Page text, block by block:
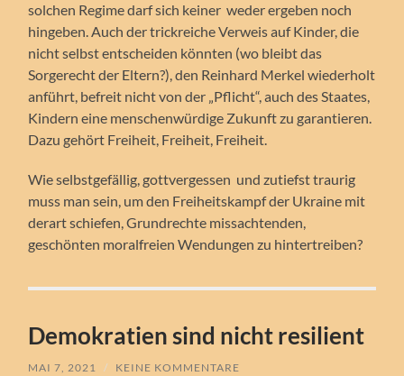
solchen Regime darf sich keiner weder ergeben noch
hingeben. Auch der trickreiche Verweis auf Kinder, die
nicht selbst entscheiden könnten (wo bleibt das
Sorgerecht der Eltern?), den Reinhard Merkel wiederholt
anführt, befreit nicht von der „Pflicht“, auch des Staates,
Kindern eine menschenwürdige Zukunft zu garantieren.
Dazu gehört Freiheit, Freiheit, Freiheit.
Wie selbstgefällig, gottvergessen und zutiefst traurig
muss man sein, um den Freiheitskampf der Ukraine mit
derart schiefen, Grundrechte missachtenden,
geschönten moralfreien Wendungen zu hintertreiben?
Demokratien sind nicht resilient
MAI 7, 2021 / KEINE KOMMENTARE